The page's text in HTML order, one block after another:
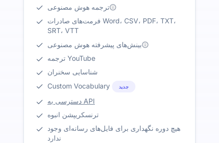
ترجمه هوش مصنوعی
فرمت‌های صادرات Word، CSV، PDF، TXT،
SRT، VTT
بینش‌های پیشرفته هوش مصنوعی
ترجمه YouTube
شناسایی سخنران
Custom Vocabulary
جدید
دسترسی به API
ترنسکریپشن انبوه
هیچ دوره نگهداری برای فایل‌های رسانه‌ای وجود
ندارد